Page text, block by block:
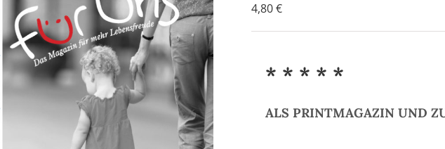
gewählt
4,80€
* * * * *
ALS PRINTMAGAZIN UND